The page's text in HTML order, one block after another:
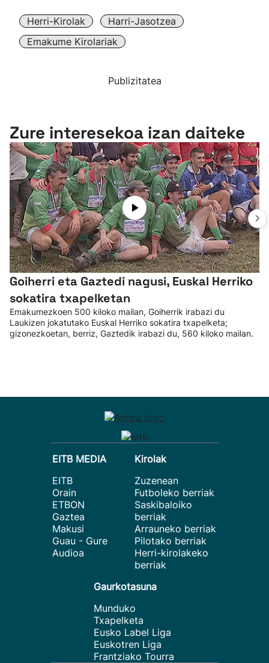
Herri-Kirolak
Harri-Jasotzea
Emakume Kirolariak
Publizitatea
Zure interesekoa izan daiteke
Goiherri eta Gaztedi nagusi, Euskal Herriko
sokatira txapelketan
Emakumezkoen 500 kiloko mailan, Goiherrik irabazi du
Laukizen jokatutako Euskal Herriko sokatira txapelketa;
gizonezkoetan, berriz, Gaztedik irabazi du, 560 kiloko mailan.
EITB MEDIA
EITB
Orain
ETBON
Gaztea
Makusi
Guau - Gure
Audioa
Kirolak
Zuzenean
Futboleko berriak
Saskibaloiko
berriak
Arrauneko berriak
Pilotako berriak
Herri-kirolakeko
berriak
Gaurkotasuna
Munduko
Txapelketa
Eusko Label Liga
Euskotren Liga
Frantziako Tourra